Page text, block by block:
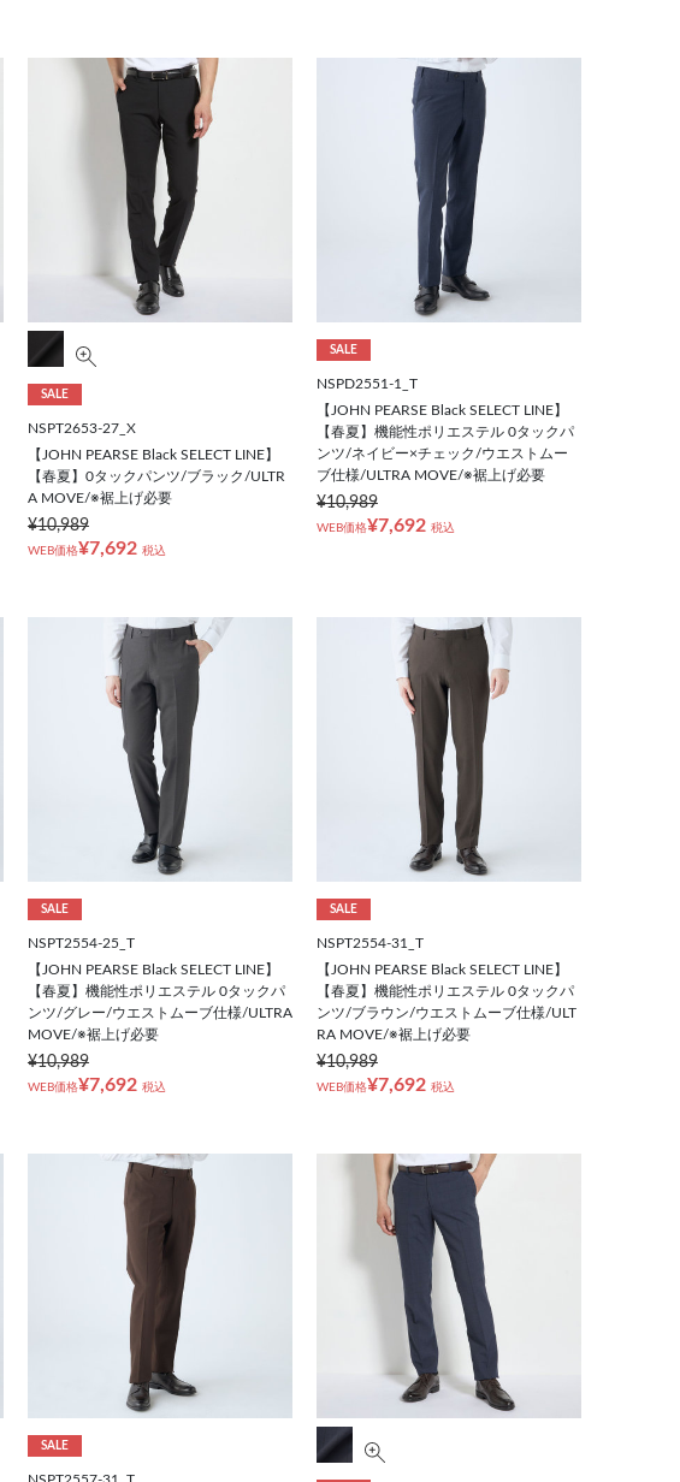
SALE
NSPT2653-27_X
【JOHN PEARSE Black SELECT LINE】
【春夏】0タックパンツ/ブラック/ULTR
A MOVE/※裾上げ必要
¥10,989
WEB価格¥7,692 税込
SALE
NSPD2551-1_T
【JOHN PEARSE Black SELECT LINE】
【春夏】機能性ポリエステル 0タックパ
ンツ/ネイビー×チェック/ウエストムー
ブ仕様/ULTRA MOVE/※裾上げ必要
¥10,989
WEB価格¥7,692 税込
SALE
NSPT2554-25_T
【JOHN PEARSE Black SELECT LINE】
【春夏】機能性ポリエステル 0タックパ
ンツ/グレー/ウエストムーブ仕様/ULTRA
MOVE/※裾上げ必要
¥10,989
WEB価格¥7,692 税込
SALE
NSPT2554-31_T
【JOHN PEARSE Black SELECT LINE】
【春夏】機能性ポリエステル 0タックパ
ンツ/ブラウン/ウエストムーブ仕様/ULT
RA MOVE/※裾上げ必要
¥10,989
WEB価格¥7,692 税込
SALE